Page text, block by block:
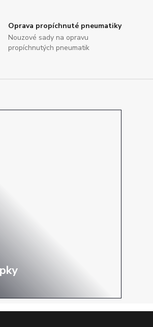
Oprava propíchnuté pneumatiky
Nouzové sady na opravu
propíchnutých pneumatik